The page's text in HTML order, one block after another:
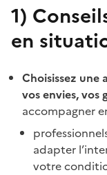
1)
en
Choisissez
vos envies, vos
accompagner
adapter
votre